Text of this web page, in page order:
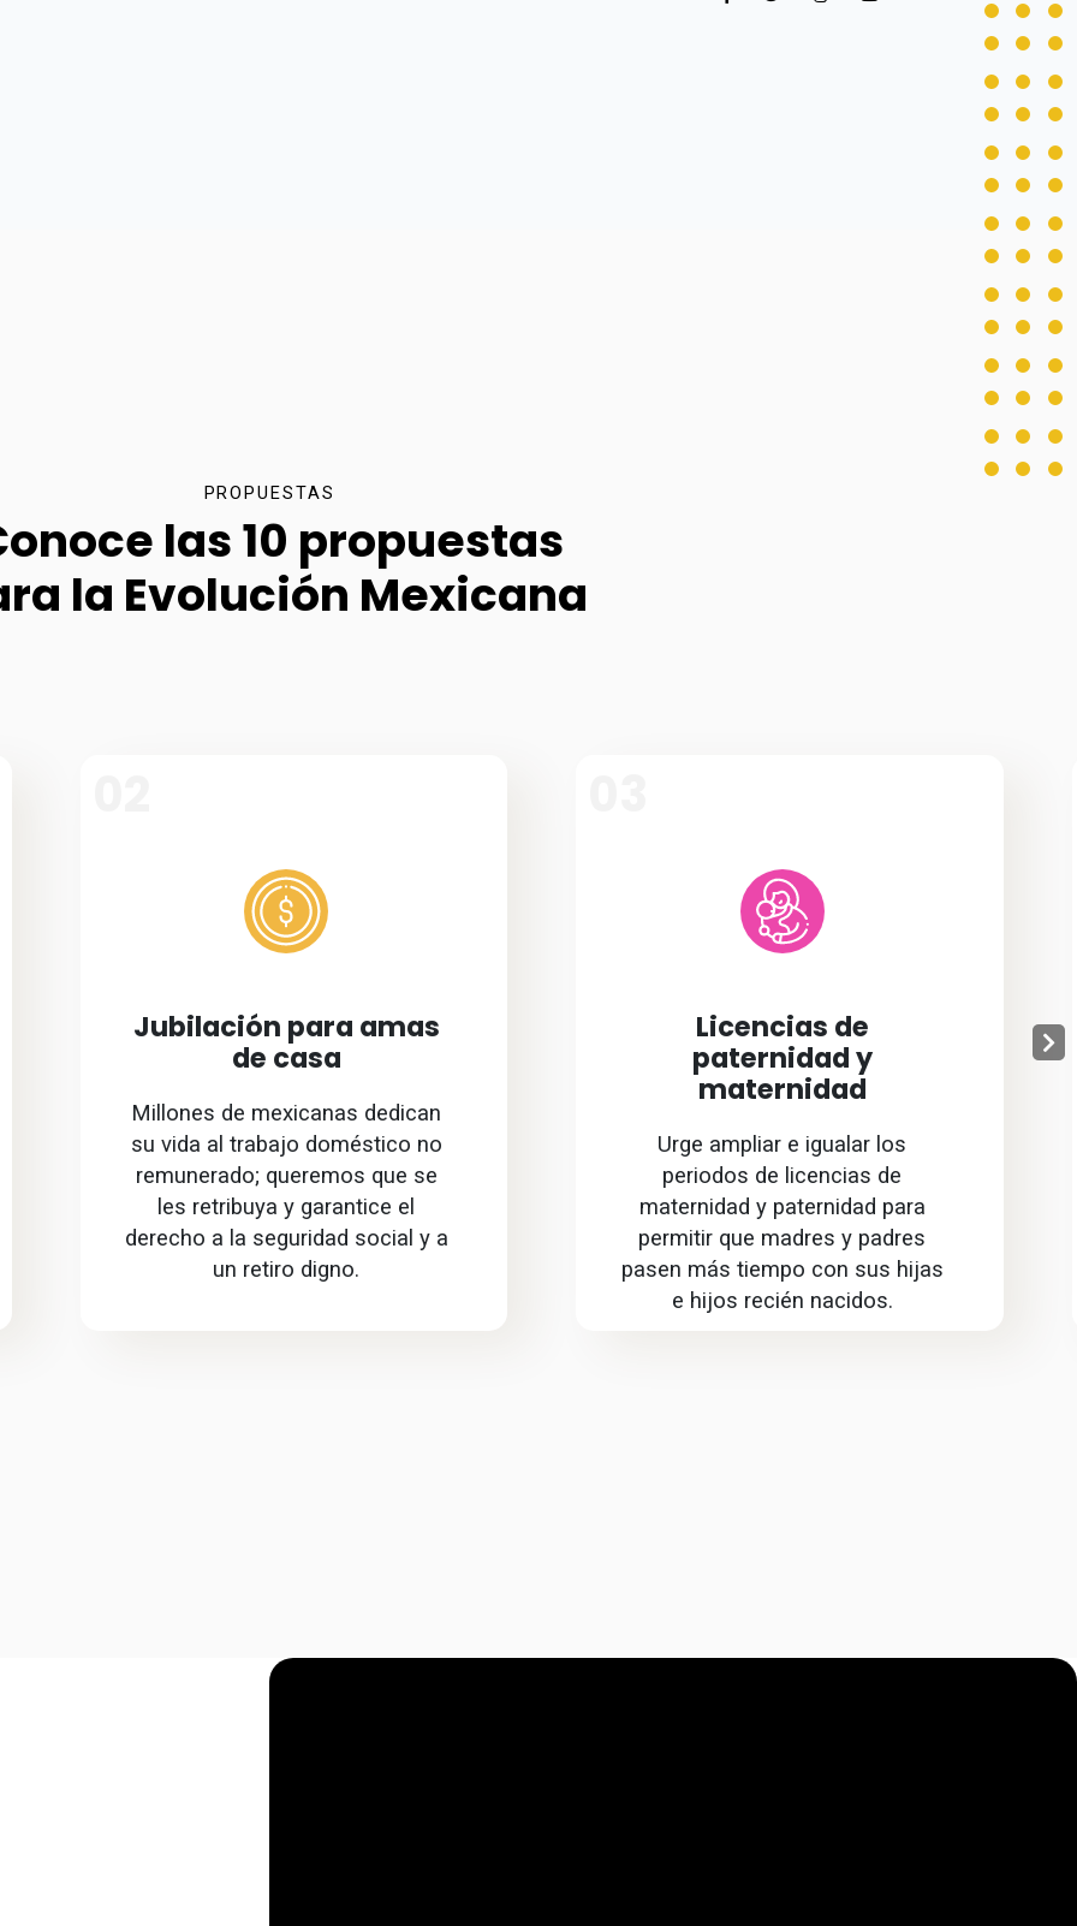
PROPUESTAS
las 10 propuestas
la Evolución Mexicana
Jubilación para amas
de casa
Millones de mexicanas dedican
su vida al trabajo doméstico no
remunerado; queremos que se
les retribuya y garantice el
derecho a la seguridad social y a
un retiro digno.
Licencias de
paternidad y
maternidad
Urge ampliar e igualar los
periodos de licencias de
maternidad y paternidad para
permitir que madres y padres
pasen más tiempo con sus hijas
e hijos recién nacidos.